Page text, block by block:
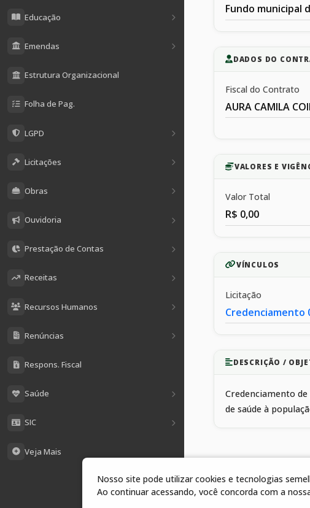
Educação
Emendas
Estrutura Organizacional
Folha de Pag.
LGPD
Licitações
Obras
Ouvidoria
Prestação de Contas
Receitas
Recursos Humanos
Renúncias
Respons. Fiscal
Saúde
SIC
Veja Mais
Fundo municipal
DADOS DO
Fiscal do Contrato
AURA CAMILA
VALORES E
Valor Total
R$ 0,00
VÍNCULOS
Licitação
Credenciamento
DESCRIÇÃO /
Credenciamento
de saúde à
1 arquivos
Nosso site pode utilizar cookies e tecnologias
Ao continuar acessando, você concorda com a